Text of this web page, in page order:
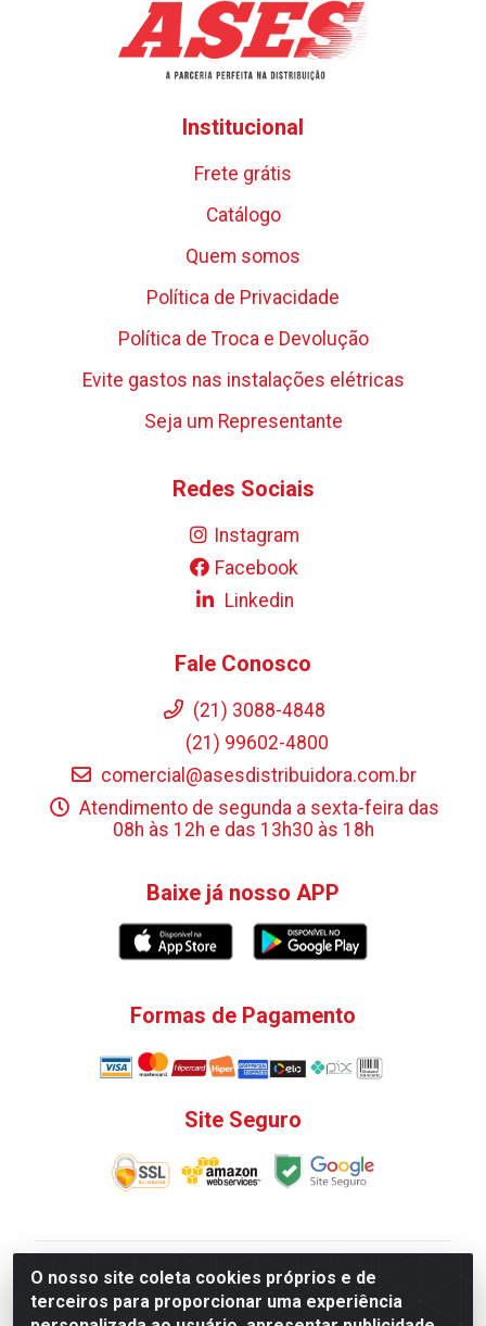
O nosso site coleta cookies próprios e de
terceiros para proporcionar uma experiência
Institucional
Frete grátis
Catálogo
Quem somos
Política de Privacidade
Política de Troca e Devolução
Evite gastos nas instalações elétricas
Seja um Representante
Redes Sociais
Instagram
Facebook
Linkedin
Fale Conosco
(21) 3088-4848
(21) 99602-4800
comercial@asesdistribuidora.com.br
Atendimento de segunda a sexta-feira das
08h às 12h e das 13h30 às 18h
Baixe já nosso APP
Formas de Pagamento
Site Seguro
V. C. Ferragens LTDA - Rua do Matoso, 132 - Praça da
Bandeira, Rio de Janeiro/ RJ - CEP 20.270-135 - CNPJ
12.324.723/0001-25